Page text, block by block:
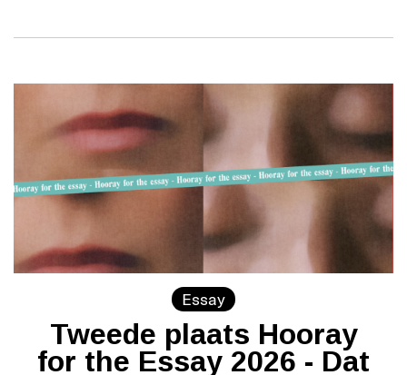
Essay
Tweede plaats Hooray
for the Essay 2026 - Dat